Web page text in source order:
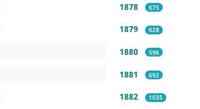
1878 675
1879 628
1880 596
1881 692
1882 1035